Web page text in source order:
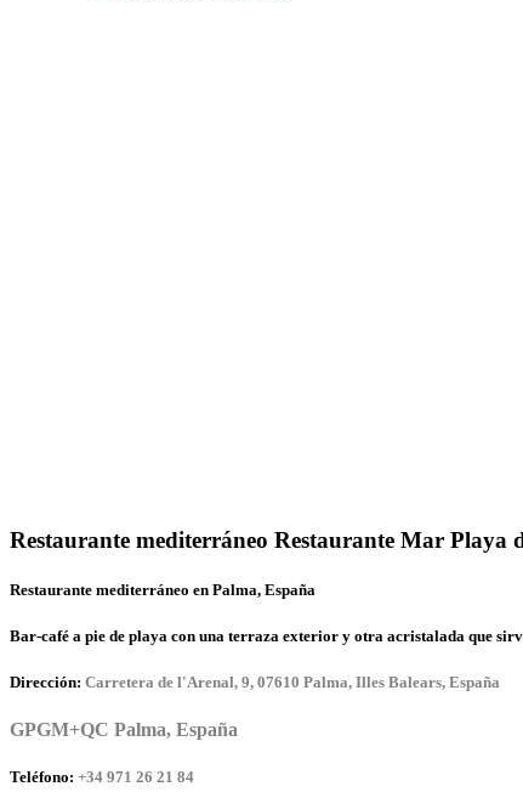
Restaurante mediterráneo Restaurante Mar Playa
Restaurante mediterráneo en Palma, España
Bar-café a pie de playa con una terraza exterior y otra acristalada que
Dirección: Carretera de l'Arenal, 9, 07610 Palma, Illes Balears, España
GPGM+QC Palma, España
Teléfono: +34 971 26 21 84